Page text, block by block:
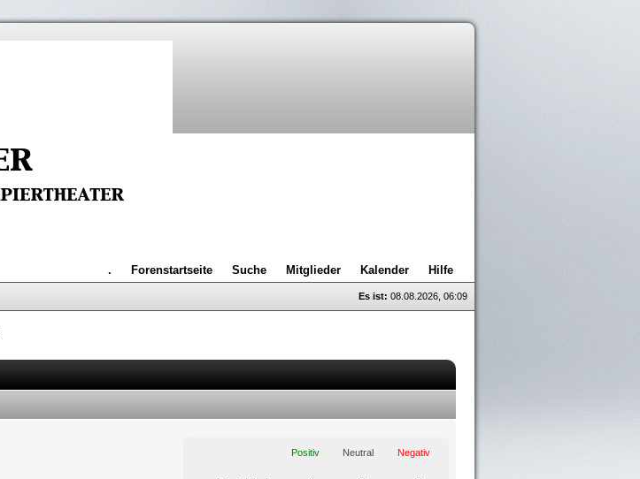
. Forenstartseite Suche Mitglieder Kalender Hilfe
Es ist: 08.08.2026, 06:09
Positiv Neutral Negativ